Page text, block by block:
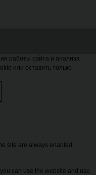
работы сайта и анализа
или оставить только
site are always enabled.
can use the website and use